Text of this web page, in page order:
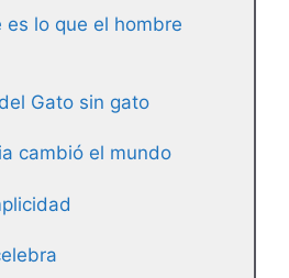
es lo que el hombre
Gato sin gato
cambió el mundo